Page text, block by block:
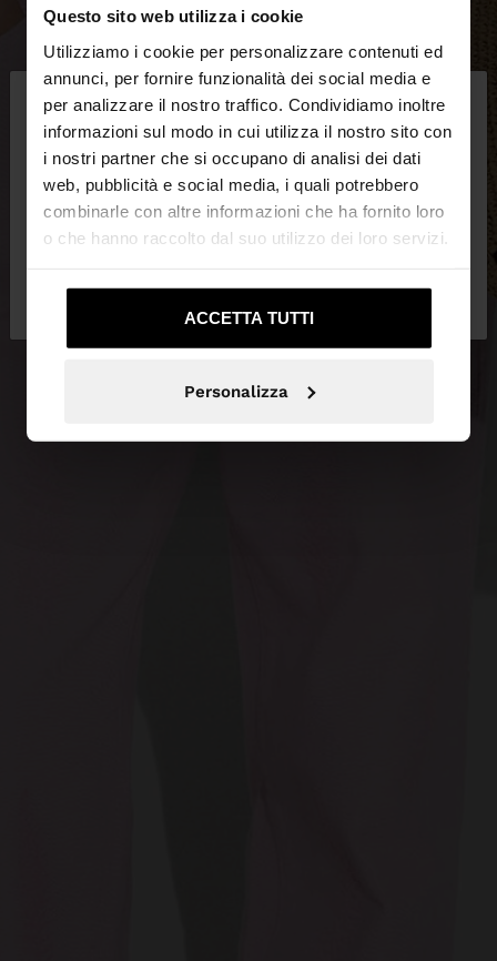
Questo sito web utilizza i cookie
Utilizziamo i cookie per personalizzare contenuti ed
annunci, per fornire funzionalità dei social media e
per analizzare il nostro traffico. Condividiamo inoltre
informazioni sul modo in cui utilizza il nostro sito con
i nostri partner che si occupano di analisi dei dati
web, pubblicità e social media, i quali potrebbero
combinarle con altre informazioni che ha fornito loro
o che hanno raccolto dal suo utilizzo dei loro servizi.
ACCETTA TUTTI
Personalizza
ciao ×
Stai accedendo al sito da Svizzera. Vuoi navigare
sul nostro sito United States?